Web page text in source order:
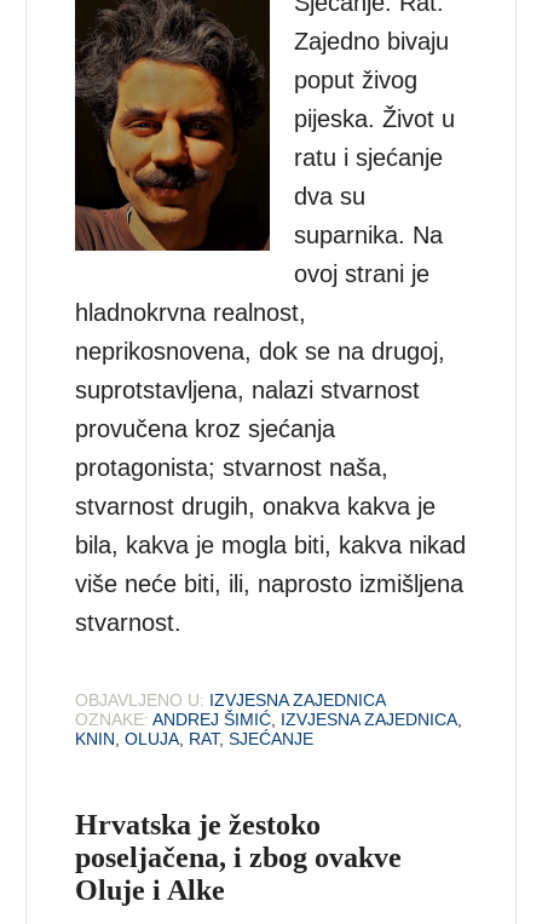
Zajedno bivaju
poput živog
pijeska. Život u
ratu i sjećanje
dva su
suparnika. Na
ovoj strani je
hladnokrvna realnost,
neprikosnovena, dok se na drugoj,
suprotstavljena, nalazi stvarnost
provučena kroz sjećanja
protagonista; stvarnost naša,
stvarnost drugih, onakva kakva je
bila, kakva je mogla biti, kakva nikad
više neće biti, ili, naprosto izmišljena
stvarnost.
OBJAVLJENO U: IZVJESNA ZAJEDNICA
OZNAKE: ANDREJ ŠIMIĆ, IZVJESNA ZAJEDNICA,
KNIN,OLUJA, RAT,SJEĆANJE
Hrvatska je žestoko
poseljačena, i zbog ovakve
Oluje i Alke